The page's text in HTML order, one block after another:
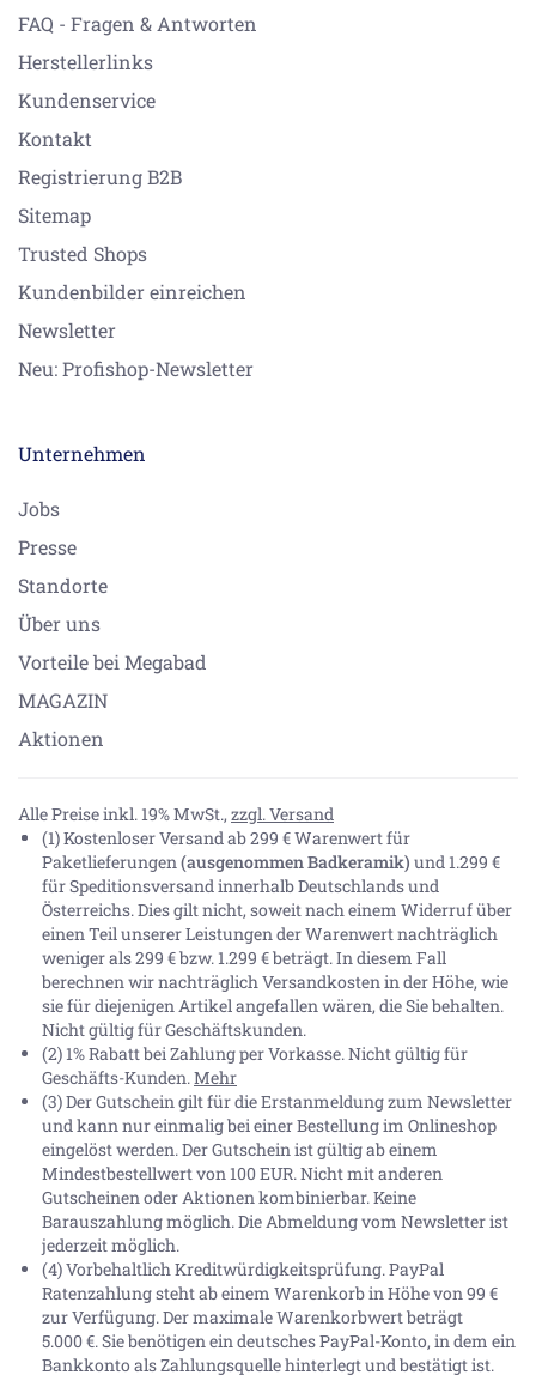
FAQ - Fragen & Antworten
Herstellerlinks
Kundenservice
Kontakt
Registrierung B2B
Sitemap
Trusted Shops
Kundenbilder einreichen
Newsletter
Neu: Profishop-Newsletter
Unternehmen
Jobs
Presse
Standorte
Über uns
Vorteile bei Megabad
MAGAZIN
Aktionen
Alle Preise inkl. 19% MwSt., zzgl. Versand
(1) Kostenloser Versand ab 299 € Warenwert für
Paketlieferungen(ausgenommen Badkeramik) und 1.299 €
für Speditionsversand innerhalb Deutschlands und
Österreichs. Dies gilt nicht, soweit nach einem Widerruf über
einen Teil unserer Leistungen der Warenwert nachträglich
weniger als 299 € bzw. 1.299 € beträgt. In diesem Fall
berechnen wir nachträglich Versandkosten in der Höhe, wie
sie für diejenigen Artikel angefallen wären, die Sie behalten.
Nicht gültig für Geschäftskunden.
(2) 1% Rabatt bei Zahlung per Vorkasse. Nicht gültig für
Geschäfts-Kunden.Mehr
(3) Der Gutschein gilt für die Erstanmeldung zum Newsletter
und kann nur einmalig bei einer Bestellung im Onlineshop
eingelöst werden. Der Gutschein ist gültig ab einem
Mindestbestellwert von 100 EUR. Nicht mit anderen
Gutscheinen oder Aktionen kombinierbar. Keine
Barauszahlung möglich. Die Abmeldung vom Newsletter ist
jederzeit möglich.
(4) Vorbehaltlich Kreditwürdigkeitsprüfung. PayPal
Ratenzahlung steht ab einem Warenkorb in Höhe von99 €
zur Verfügung. Der maximale Warenkorbwert beträgt
5.000 €. Sie benötigen ein deutsches PayPal-Konto, in dem ein
Bankkonto als Zahlungsquelle hinterlegt und bestätigt ist.